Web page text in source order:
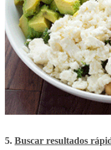
5. Buscar resultados